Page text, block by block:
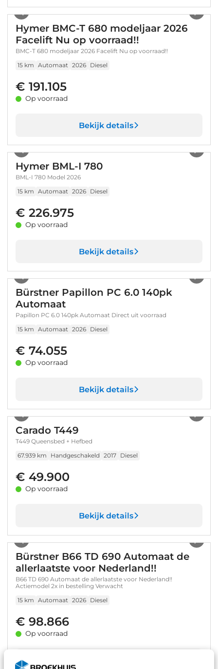
Hymer BMC-T 680 modeljaar 2026
Facelift Nu op voorraad!!
BMC-T 680 modeljaar 2026 Facelift Nu op voorraad!!
15 km Automaat 2026 Diesel
€ 191.105
Op voorraad
Bekijk details
Hymer BML-I 780
BML-I 780 Model 2026
15 km Automaat 2026 Diesel
€ 226.975
Op voorraad
Bekijk details
Bürstner Papillon PC 6.0 140pk
Automaat
Papillon PC 6.0 140pk Automaat Direct uit voorraad
15 km Automaat 2026 Diesel
€ 74.055
Op voorraad
Bekijk details
Carado T449
T449 Queensbed + Hefbed
67.939 km
Handgeschakeld 2017 Diesel
€ 49.900
Op voorraad
Bekijk details
Bürstner B66 TD 690 Automaat de
allerlaatste voor Nederland!!
B66 TD 690 Automaat de allerlaatste voor Nederland!!
Actiemodel 2x in bestelling Verwacht
15 km Automaat 2026 Diesel
€ 98.866
Op voorraad